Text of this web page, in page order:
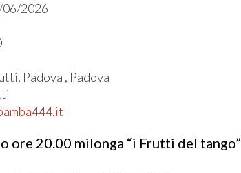
2026
Padova , Padova
ore 20.00 milonga “i Frutti del tango”